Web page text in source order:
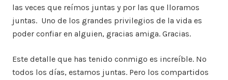
las veces que reímos juntas y por las que lloramos
juntas. Uno de los grandes privilegios de la vida es
poder confiar en alguien, gracias amiga. Gracias.
Este detalle que has tenido conmigo es increíble. No
todos los días, estamos juntas. Pero los compartidos